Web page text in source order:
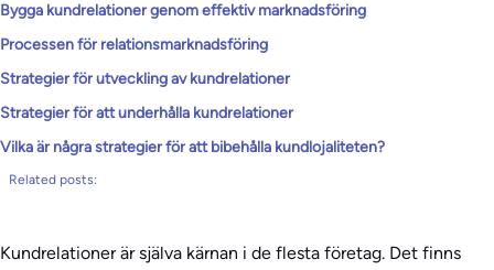
Bygga kundrelationer genom effektiv marknadsföring
Processen för relationsmarknadsföring
Strategier för utveckling av kundrelationer
Strategier för att underhålla kundrelationer
Vilka är några strategier för att bibehålla kundlojaliteten?
Related posts:
Kundrelationer är själva kärnan i de flesta företag. Det finns